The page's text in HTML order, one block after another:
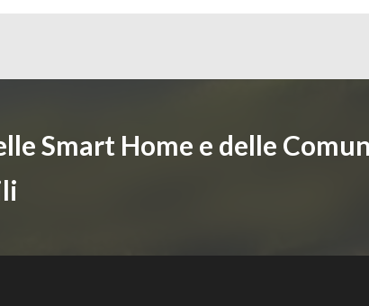
Smart Home e delle